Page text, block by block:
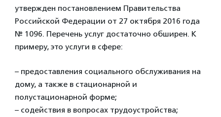
утвержден постановлением Правительства
Российской Федерации от 27 октября 2016 года
№ 1096. Перечень услуг достаточно обширен. К
примеру, это услуги в сфере:
– предоставления социального обслуживания на
дому, а также в стационарной и
полустационарной форме;
– содействия в вопросах трудоустройства;